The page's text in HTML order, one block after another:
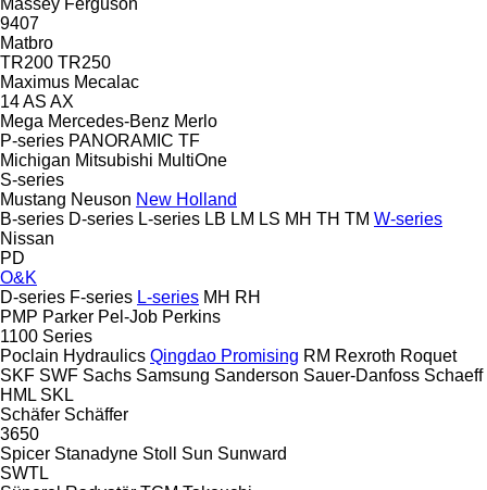
9407
Matbro
TR200 TR250
Maximus Mecalac
14AS AX
Mega Mercedes-Benz Merlo
P-series PANORAMIC TF
Michigan Mitsubishi MultiOne
S-series
Mustang Neuson New Holland
B-series D-series L-series LB LM LS MH TH TM W-series
Nissan
PD
O&K
D-series F-series L-series MH RH
PMP Parker Pel-Job Perkins
1100 Series
Poclain Hydraulics Qingdao Promising RM Rexroth Roquet
SKF SWF Sachs Samsung Sanderson Sauer-Danfoss Schaeff
HML SKL
Schäfer Schäffer
3650
Spicer Stanadyne Stoll Sun Sunward
SWTL